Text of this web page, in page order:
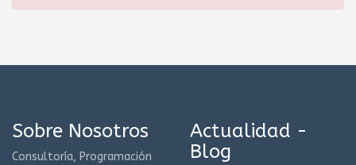
Sobre Nosotros
Consultoría, Programación
Actualidad -
Blog